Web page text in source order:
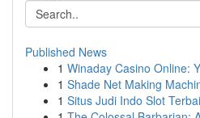
Published News
1 Winaday Casino Online:
1 Shade Net Making
1 Situs Judi Indo Slot